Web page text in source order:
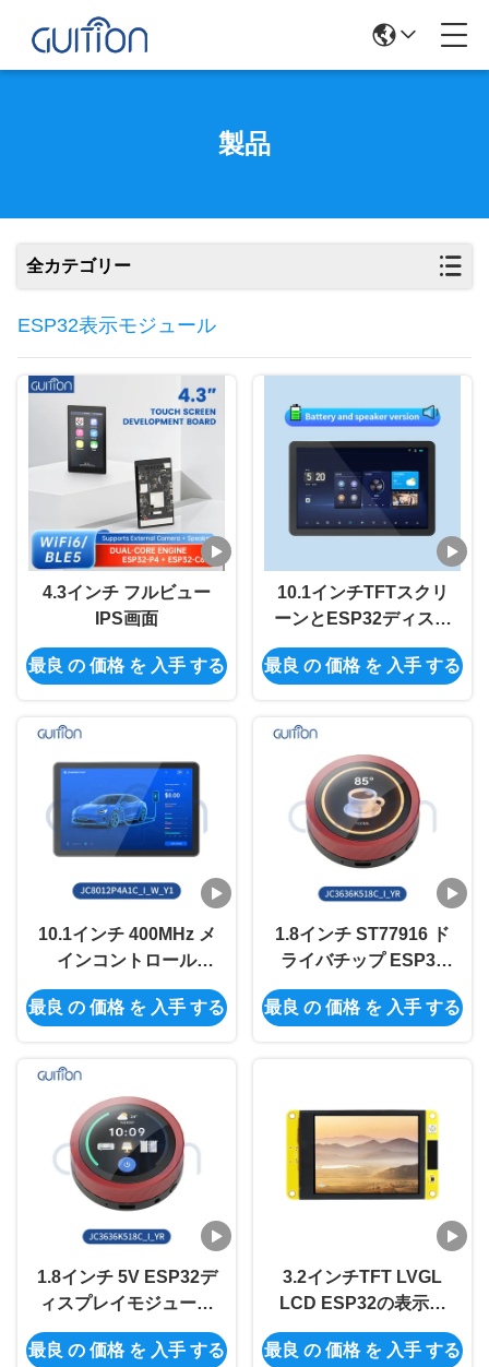
製品
全カテゴリー
ESP32表示モジュール
4.3インチ フルビュー
IPS画面
最良 の 価格 を 入手 する
10.1インチTFTスクリ
ーンとESP32ディスプ
レイモジュールの
400MHzメイン制御周
最良 の 価格 を 入手 する
10.1インチ 400MHz メ
インコントロール
ESP32ディスプレイモ
ジュール 320インチ明
最良 の 価格 を 入手 する
1.8インチ ST77916 ド
ライバチップ ESP32
ディスプレイユニット
(産業用制御システム向
最良 の 価格 を 入手 する
1.8インチ 5V ESP32デ
ィスプレイモジュール
と360*360解像度でプ
ロジェクトをアップグ
最良 の 価格 を 入手 する
3.2インチTFT LVGL
LCD ESP32の表示モ
ジュール240x320の決
断
最良 の 価格 を 入手 する